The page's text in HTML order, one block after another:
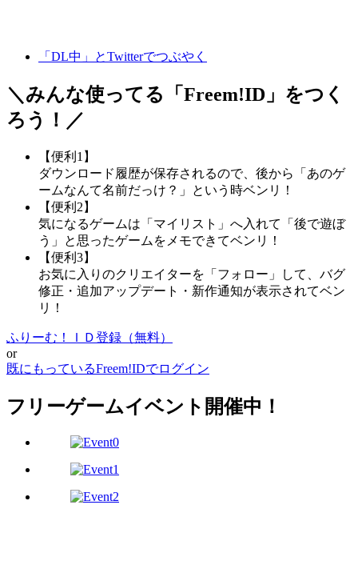
「DL中」とTwitterでつぶやく
＼みんな使ってる「 Freem!ID 」をつく
ろう！／
【便利1】
ダウンロード履歴が保存されるので、後から「あのゲ
ームなんて名前だっけ？」という時ベンリ！
【便利2】
気になるゲームは「マイリスト」へ入れて「後で遊ぼ
う」と思ったゲームをメモできてベンリ！
【便利3】
お気に入りのクリエイターを「フォロー」して、バグ
修正・追加アップデート・新作通知が表示されてベン
リ！
ふりーむ！ＩＤ登録（無料）
or
既にもっているFreem!IDでログイン
フリーゲームイベント開催中！